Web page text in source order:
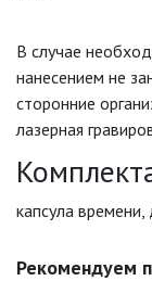
В случае
нанесением не
сторонние
лазерная
капсула
Рекомендуем